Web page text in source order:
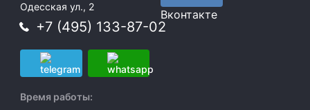
Одесская ул., 2
+7 (495) 133-87-02
Время работы:
Вконтакте